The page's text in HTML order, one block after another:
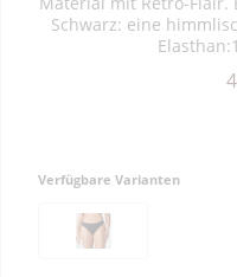
Schwarz: eine
Verfügbare Varianten